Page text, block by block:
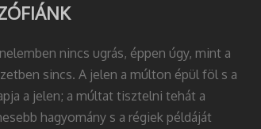
nincs ugrás, éppen úgy, mint a
sincs. A jelen a múlton épül föl s a
a jelen; a múltat tisztelni tehát a
hagyomány s a régiek példáját